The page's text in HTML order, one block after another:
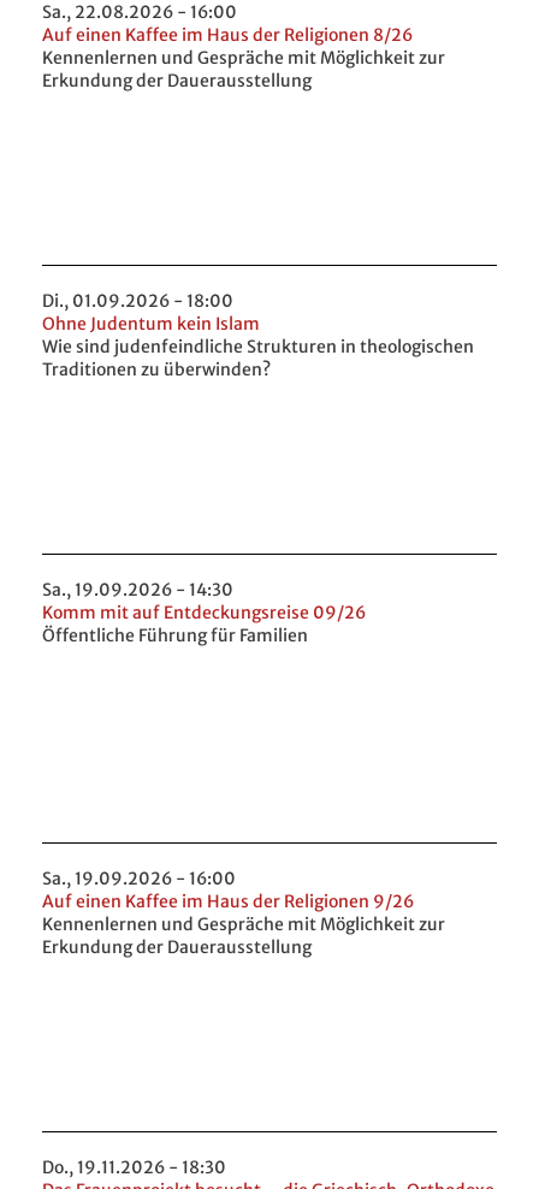
Sa., 22.08.2026 - 16:00
Auf einen Kaffee im Haus der Religionen 8/26
Kennenlernen und Gespräche mit Möglichkeit zur
Erkundung der Dauerausstellung
Di., 01.09.2026 - 18:00
Ohne Judentum kein Islam
Wie sind judenfeindliche Strukturen in theologischen
Traditionen zu überwinden?
Sa., 19.09.2026 - 14:30
Komm mit auf Entdeckungsreise 09/26
Öffentliche Führung für Familien
Sa., 19.09.2026 - 16:00
Auf einen Kaffee im Haus der Religionen 9/26
Kennenlernen und Gespräche mit Möglichkeit zur
Erkundung der Dauerausstellung
Do., 19.11.2026 - 18:30